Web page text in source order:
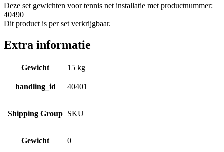
Deze set gewichten voor tennis net installatie met productnummer:
40490
Dit product is per set verkrijgbaar.
Extra informatie
Gewicht 15 kg
handling_id 40401
Shipping Group SKU
Gewicht 0